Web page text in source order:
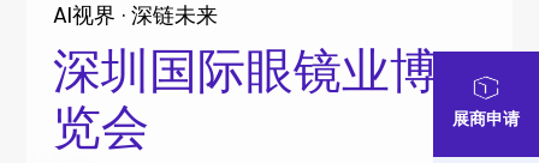
展商申请
AI视界 · 深链未来
深圳国际眼镜业博
览会